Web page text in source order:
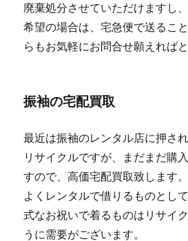
廃棄処分させていただけますし
希望の場合は、宅急便で送るこ
らもお気軽にお問合せ願えればと
振袖の宅配買取
最近は振袖のレンタル店に押さ
リサイクルですが、まだまだ購
すので、高価宅配買取致します。
よくレンタルで借りるものとし
式なお祝いで着るものはリサイ
うに需要がございます。